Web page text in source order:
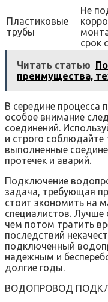
Пластиковые
трубы
Не
срок
Читать статью
преимущества,
В середине
особое внимание
соединений.
и строго
выполненные
протечек и аварий.
Подключение
задача, требующая
стоит экономить на
специалистов. Лучше
чем потом тратить
последствий
подключенный
надежным и
долгие годы.
ВОДОПРОВОД